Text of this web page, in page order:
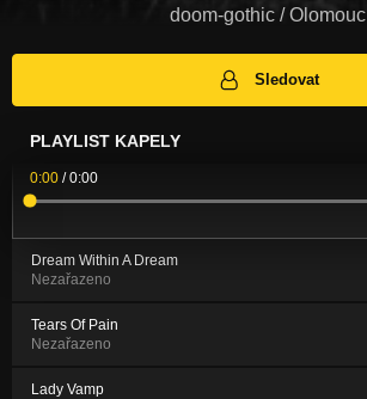
doom-gothic / Olomouc
Sledovat
PLAYLIST KAPELY
0:00 /0:00
Dream Within A Dream
Nezařazeno
Tears Of Pain
Nezařazeno
Lady Vamp